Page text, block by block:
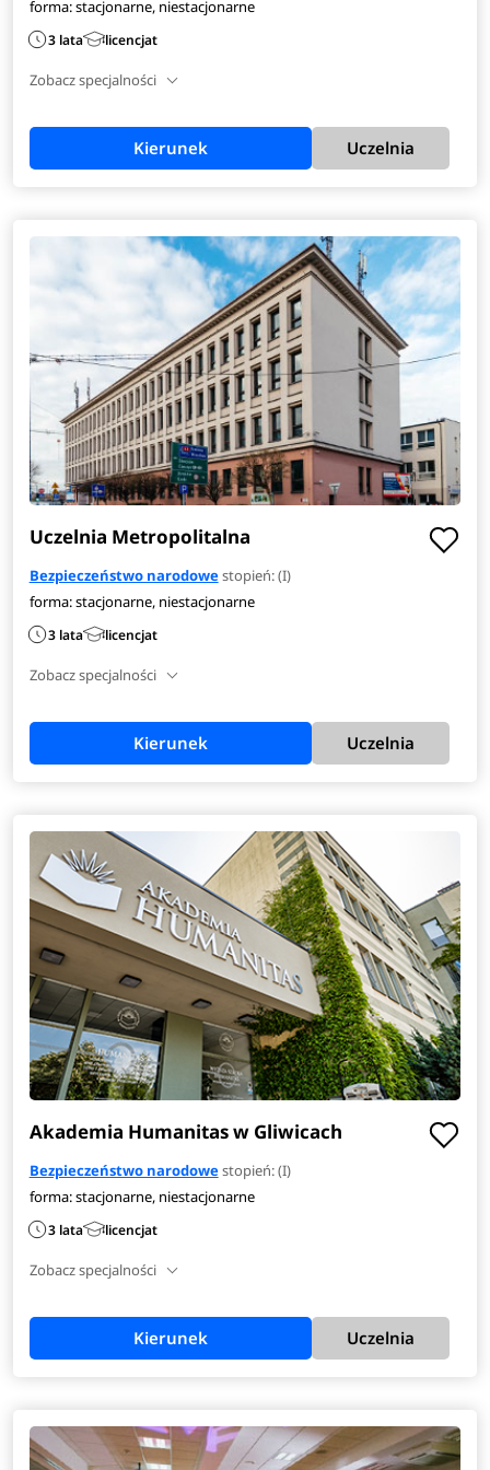
forma: stacjonarne, niestacjonarne
3 lata licencjat
Zobacz specjalności
Kierunek Uczelnia
Uczelnia Metropolitalna
Bezpieczeństwo narodowestopień: (I)
forma: stacjonarne, niestacjonarne
3 lata licencjat
Zobacz specjalności
Kierunek Uczelnia
Akademia Humanitas w Gliwicach
Bezpieczeństwo narodowestopień: (I)
forma: stacjonarne, niestacjonarne
3 lata licencjat
Zobacz specjalności
Kierunek Uczelnia